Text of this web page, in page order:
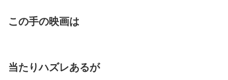
この手の映画は
当たりハズレあるが